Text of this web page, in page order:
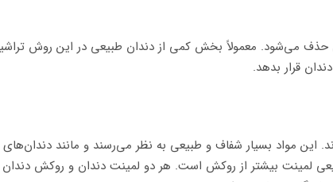
حذف می‌شود. معمولاً بخش کمی از دندان طبیعی در این روش
قرار بدهد.
این مواد بسیار شفاف و طبیعی به نظر می‌رسند و مانند
لمینت بیشتر از روکش است. هر دو لمینت دندان و روکش دندان